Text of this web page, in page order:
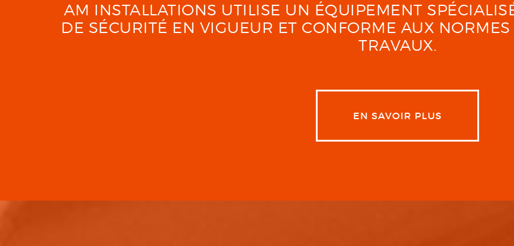
AM INSTALLATIONS UTILISE UN ÉQUIPEMENT
DE SÉCURITÉ EN VIGUEUR ET CONFORME AUX
TRAVAUX.
EN SAVOIR PLUS